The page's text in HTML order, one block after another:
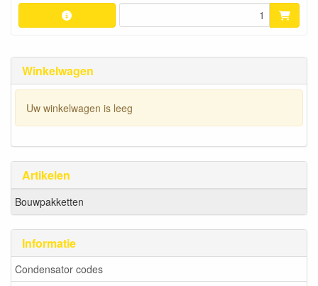
Winkelwagen
Uw winkelwagen is leeg
Artikelen
Bouwpakketten
Informatie
Condensator codes